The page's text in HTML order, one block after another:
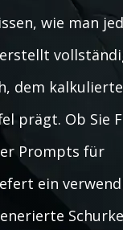
wie man
dem
prägt. Ob Sie
Prompts für
ein